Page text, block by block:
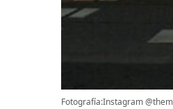
Fotografía:Instagram